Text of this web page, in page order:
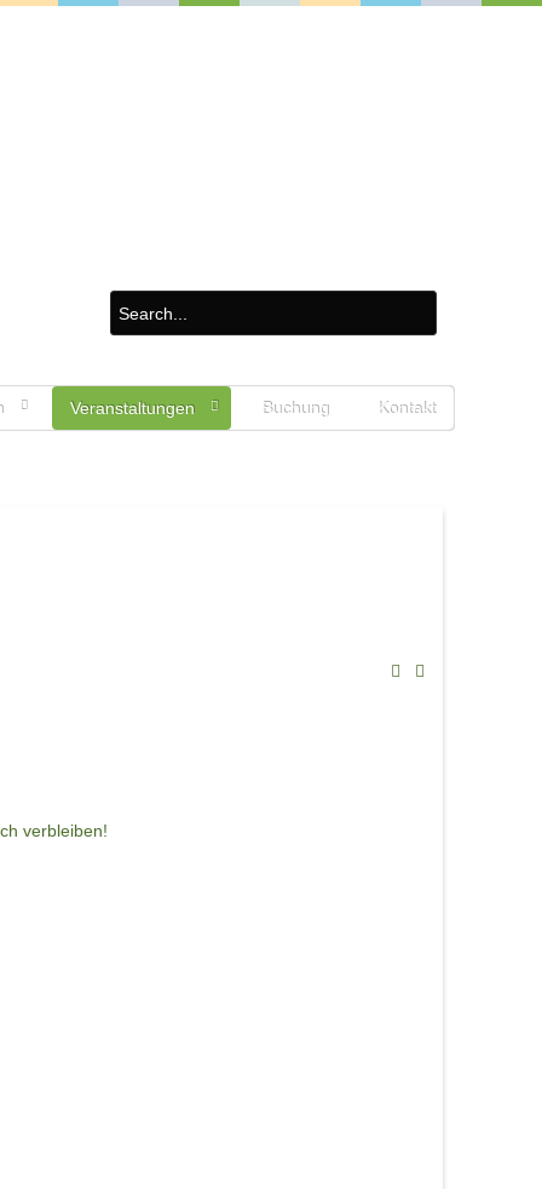
Veranstaltungen Buchung Kontakt
verbleiben!